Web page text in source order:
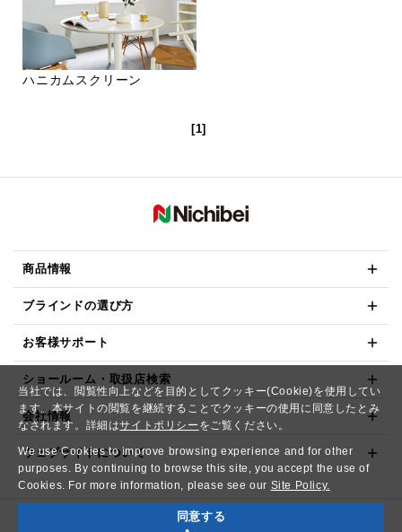
当社では、閲覧性向上などを目的としてクッキー(Cookie)を使用してい
ます。本サイトの閲覧を継続することでクッキーの使用に同意したとみ
なされます。詳細はサイトポリシー をご覧ください。
We use Cookies to improve browsing experience and for other
purposes. By continuing to browse this site, you accept the use of
Cookies. For more information, please see our Site Policy.
同意する
ハニカムスクリーン
[1]
商品情報
ブラインドの選び方
お客様サポート
ショールーム・取扱店検索
会社情報
ウェブサイトについて
Copyright© NICHIBEI CO.,LTD. All Rights Reserved.